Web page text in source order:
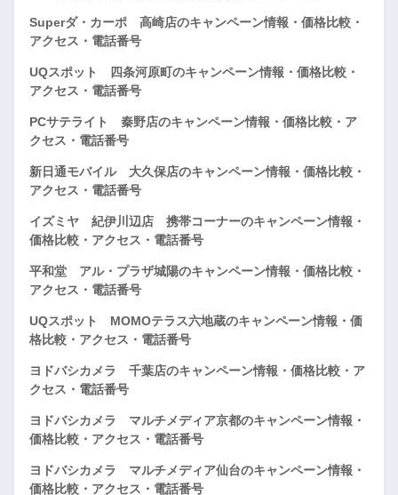
Superダ・カーポ 高崎店のキャンペーン情報・価格比較・
アクセス・電話番号
UQスポット 四条河原町のキャンペーン情報・価格比較・
アクセス・電話番号
PCサテライト 秦野店のキャンペーン情報・価格比較・ア
クセス・電話番号
新日通モバイル 大久保店のキャンペーン情報・価格比較・
アクセス・電話番号
イズミヤ 紀伊川辺店 携帯コーナーのキャンペーン情報・
価格比較・アクセス・電話番号
平和堂 アル・プラザ城陽のキャンペーン情報・価格比較・
アクセス・電話番号
UQスポット MOMOテラス六地蔵のキャンペーン情報・価
格比較・アクセス・電話番号
ヨドバシカメラ 千葉店のキャンペーン情報・価格比較・ア
クセス・電話番号
ヨドバシカメラ マルチメディア京都のキャンペーン情報・
価格比較・アクセス・電話番号
ヨドバシカメラ マルチメディア仙台のキャンペーン情報・
価格比較・アクセス・電話番号